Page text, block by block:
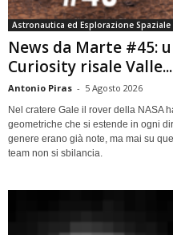
Astronautica ed Esplorazione Spaziale
News da Marte #45:
Curiosity risale Valle...
Antonio Piras - 5 Agosto 2026
Nel cratere Gale il rover della NASA
geometriche che si estende in ogni
genere erano già note, ma mai su
team non si sbilancia.